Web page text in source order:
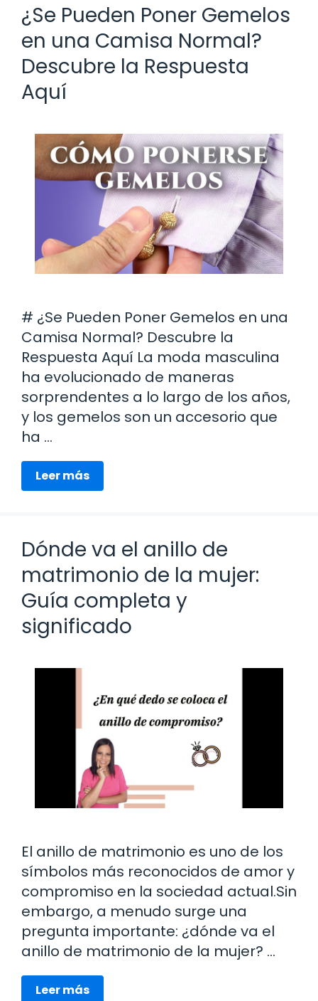
¿Se Pueden Poner Gemelos
en una Camisa Normal?
Descubre la Respuesta
Aquí
# ¿Se Pueden Poner Gemelos en una
Camisa Normal? Descubre la
Respuesta Aquí La moda masculina
ha evolucionado de maneras
sorprendentes a lo largo de los años,
y los gemelos son un accesorio que
ha …
Leer más
Dónde va el anillo de
matrimonio de la mujer:
Guía completa y
significado
El anillo de matrimonio es uno de los
símbolos más reconocidos de amor y
compromiso en la sociedad actual.Sin
embargo, a menudo surge una
pregunta importante: ¿dónde va el
anillo de matrimonio de la mujer? …
Leer más